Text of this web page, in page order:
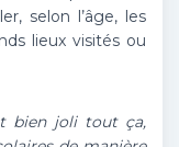
selon l’âge, les
lieux visités ou
bien joli tout ça,